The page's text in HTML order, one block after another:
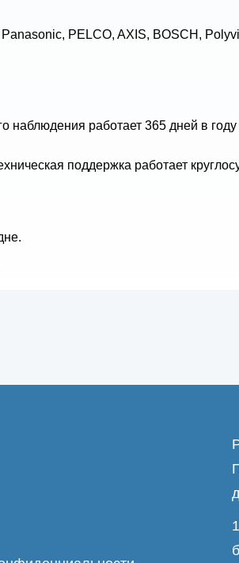
PELCO, AXIS, BOSCH,
наблюдения работает 365 дней в году
поддержка работает